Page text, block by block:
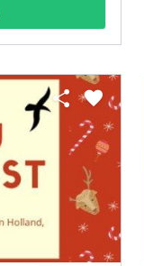
share favorite